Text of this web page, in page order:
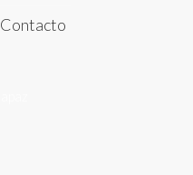
Contacto